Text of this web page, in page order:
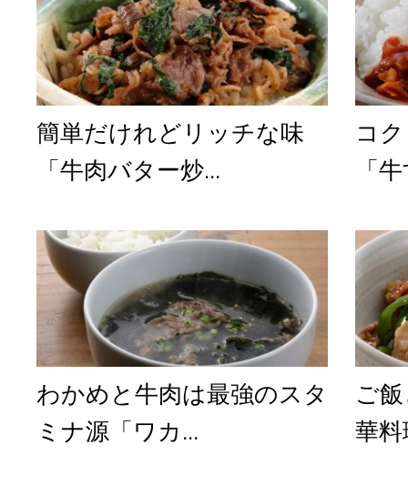
簡単だけれどリッチな味
「牛肉バター炒...
コ
「
わかめと牛肉は最強のスタ
ミナ源「ワカ...
ご
華料